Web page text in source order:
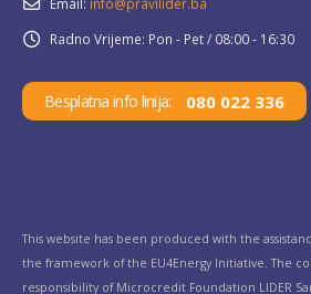
Email: info@pravilider.ba
Radno Vrijeme: Pon - Pet / 08:00 - 16:30
Besplatna info linija: 080 022 336
This website has been produced with the
the framework of the EU4Energy Initiative. The
responsibility of Microcredit Foundation LIDER